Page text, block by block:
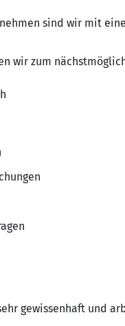
sind wir mit
wir zum
gewissenhaft und